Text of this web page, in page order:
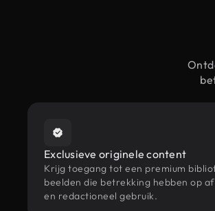
Exclusieve originele content
Krijg toegang tot een premium
beelden die betrekking hebben op
en redactioneel gebruik.